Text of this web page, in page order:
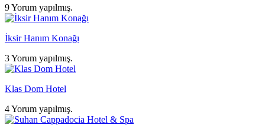
9 Yorum yapılmış.
İksir Hanım Konağı
3 Yorum yapılmış.
Klas Dom Hotel
4 Yorum yapılmış.